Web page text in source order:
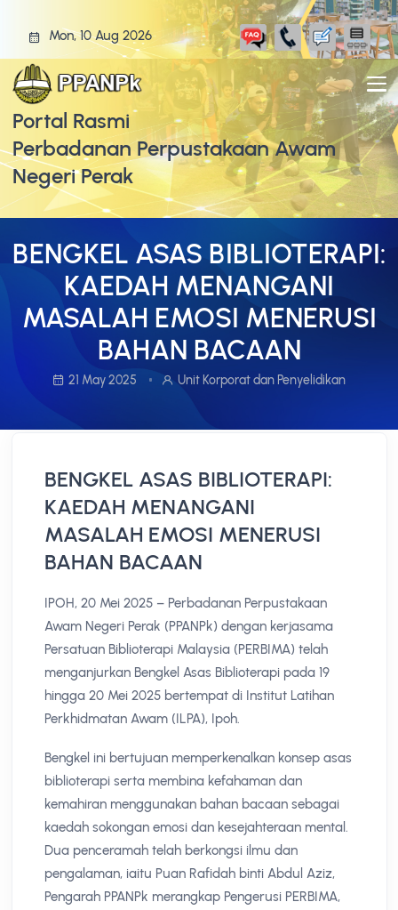
Mon, 10 Aug 2026
Portal Rasmi
Perbadanan Perpustakaan Awam
Negeri Perak
BENGKEL ASAS BIBLIOTERAPI:
KAEDAH MENANGANI
MASALAH EMOSI MENERUSI
BAHAN BACAAN
21 May 2025 Unit Korporat dan Penyelidikan
BENGKEL ASAS BIBLIOTERAPI:
KAEDAH MENANGANI
MASALAH EMOSI MENERUSI
BAHAN BACAAN
IPOH, 20 Mei 2025 – Perbadanan Perpustakaan
Awam Negeri Perak (PPANPk) dengan kerjasama
Persatuan Biblioterapi Malaysia (PERBIMA) telah
menganjurkan Bengkel Asas Biblioterapi pada 19
hingga 20 Mei 2025 bertempat di Institut Latihan
Perkhidmatan Awam (ILPA), Ipoh.
Bengkel ini bertujuan memperkenalkan konsep asas
biblioterapi serta membina kefahaman dan
kemahiran menggunakan bahan bacaan sebagai
kaedah sokongan emosi dan kesejahteraan mental.
Dua penceramah telah berkongsi ilmu dan
pengalaman, iaitu Puan Rafidah binti Abdul Aziz,
Pengarah PPANPk merangkap Pengerusi PERBIMA,